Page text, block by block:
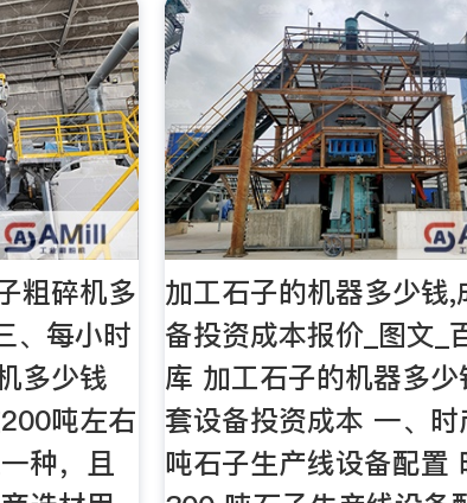
粗碎机多
、每小时
多少钱
吨左右
种，且
加工石子的机器多少钱,
备投资成本报价_图文_
库 加工石子的机器多少
套设备投资成本 一、
吨石子生产线设备配置